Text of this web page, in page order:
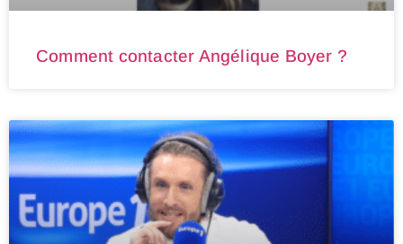
Comment contacter Angélique Boyer ?